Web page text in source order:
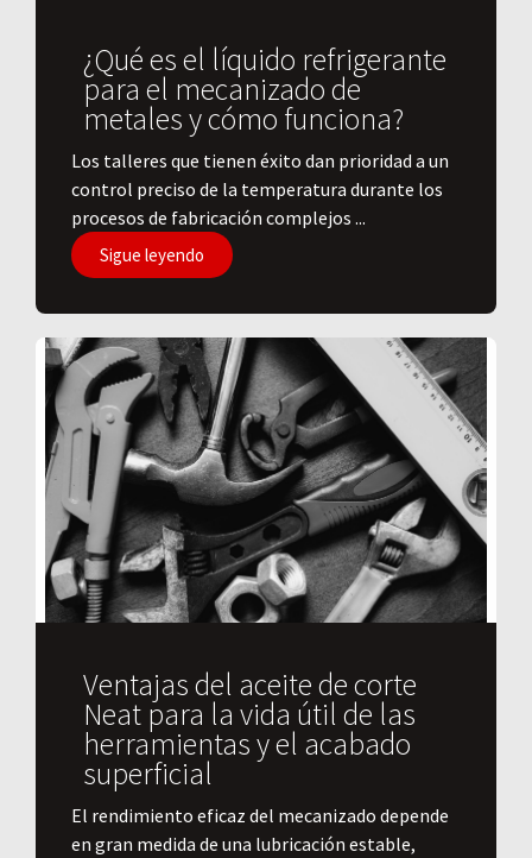
¿Qué es el líquido refrigerante
para el mecanizado de
metales y cómo funciona?
​Los talleres que tienen éxito dan prioridad a un
control preciso de la temperatura durante los
procesos de fabricación complejos ...
Sigue leyendo
Ventajas del aceite de corte
Neat para la vida útil de las
herramientas y el acabado
superficial
El rendimiento eficaz del mecanizado depende
en gran medida de una lubricación estable,